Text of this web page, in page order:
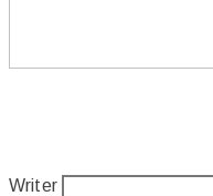
Writer